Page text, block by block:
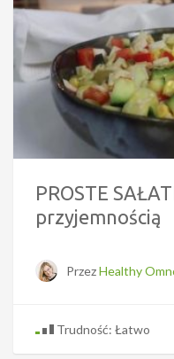
PROSTE
przyjemnością
PrzezHealthy
Trudność: Łatwo